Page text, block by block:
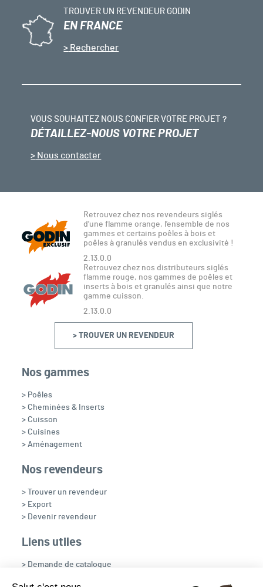
TROUVER UN REVENDEUR GODIN
EN FRANCE
Rechercher
VOUS SOUHAITEZ NOUS CONFIER VOTRE PROJET ?
DÉTAILLEZ-NOUS VOTRE PROJET
Nous contacter
Retrouvez chez nos revendeurs siglés
d’une flamme orange, l’ensemble de nos
gammes et certains poêles à bois et
poêles à granulés vendus en exclusivité !
2.13.0.0
Retrouvez chez nos distributeurs siglés
flamme rouge, nos gammes de poêles et
inserts à bois et granulés ainsi que notre
gamme cuisson.
2.13.0.0
> TROUVER UN REVENDEUR
Nos gammes
> Poêles
> Cheminées & Inserts
> Cuisson
> Cuisines
> Aménagement
Nos revendeurs
> Trouver un revendeur
> Export
> Devenir revendeur
Liens utiles
> Demande de catalogue